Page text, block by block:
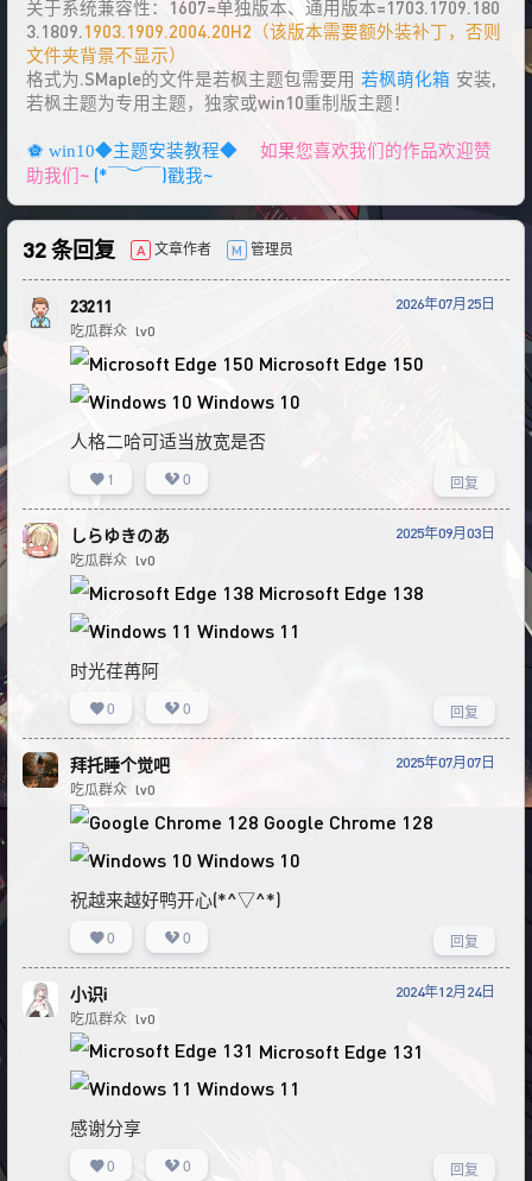
关于系统兼容性：1607=单独版本、通用版本=1703.1709.180
3.1809.1903.1909.2004.20H2（该版本需要额外装补丁，否则
文件夹背景不显示）
格式为.SMaple的文件是若枫主题包需要用 若枫萌化箱 安装,
若枫主题为专用主题，独家或win10重制版主题！
win10◆主题安装教程◆
如果您喜欢我们的作品欢迎赞
助我们~ (*￣︶￣)戳我~
32 条回复 A 文章作者 M 管理员
23211
吃瓜群众 lv0
2026年07月25日
Microsoft Edge 150
Windows 10
人格二哈可适当放宽是否
1 0 回复
しらゆきのあ
吃瓜群众 lv0
2025年09月03日
Microsoft Edge 138
Windows 11
时光荏苒阿
0 0 回复
拜托睡个觉吧
吃瓜群众 lv0
2025年07月07日
Google Chrome 128
Windows 10
祝越来越好鸭开心(*^▽^*)
0 0 回复
小识i
吃瓜群众 lv0
2024年12月24日
Microsoft Edge 131
Windows 11
感谢分享
0 0 回复